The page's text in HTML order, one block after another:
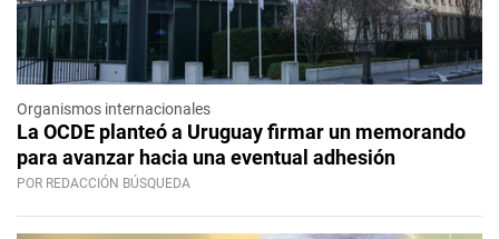
Organismos internacionales
La OCDE planteó a Uruguay firmar un memorando
para avanzar hacia una eventual adhesión
POR REDACCIÓN BÚSQUEDA